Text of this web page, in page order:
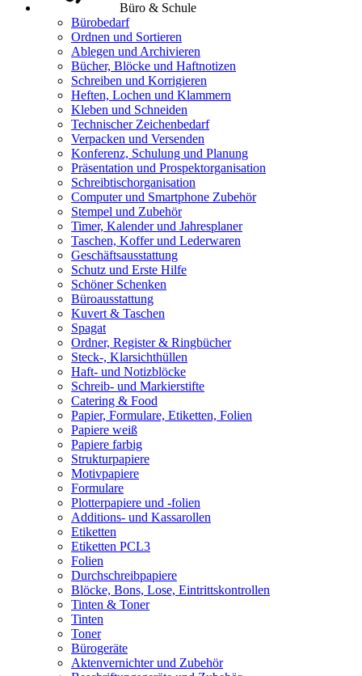
Büro & Schule
Bürobedarf
Ordnen und Sortieren
Ablegen und Archivieren
Bücher, Blöcke und Haftnotizen
Schreiben und Korrigieren
Heften, Lochen und Klammern
Kleben und Schneiden
Technischer Zeichenbedarf
Verpacken und Versenden
Konferenz, Schulung und Planung
Präsentation und Prospektorganisation
Schreibtischorganisation
Computer und Smartphone Zubehör
Stempel und Zubehör
Timer, Kalender und Jahresplaner
Taschen, Koffer und Lederwaren
Geschäftsausstattung
Schutz und Erste Hilfe
Schöner Schenken
Büroausstattung
Kuvert & Taschen
Spagat
Ordner, Register & Ringbücher
Steck-, Klarsichthüllen
Haft- und Notizblöcke
Schreib- und Markierstifte
Catering & Food
Papier, Formulare, Etiketten, Folien
Papiere weiß
Papiere farbig
Strukturpapiere
Motivpapiere
Formulare
Plotterpapiere und -folien
Additions- und Kassarollen
Etiketten
Etiketten PCL3
Folien
Durchschreibpapiere
Blöcke, Bons, Lose, Eintrittskontrollen
Tinten & Toner
Tinten
Toner
Bürogeräte
Aktenvernichter und Zubehör